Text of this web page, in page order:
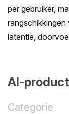
per gebruiker,
latentie,
AI-
Categorie